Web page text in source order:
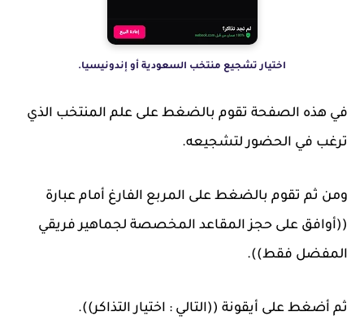
اختيار تشجيع منتخب السعودية أو إندونيسيا.
في هذه الصفحة تقوم بالضغط على علم المنتخب الذي
ترغب في الحضور لتشجيعه.
ومن ثم تقوم بالضغط على المربع الفارغ أمام عبارة
((أوافق على حجز المقاعد المخصصة لجماهير فريقي
المفضل فقط)).
ثم أضغط على أيقونة ((التالي : اختيار التذاكر)).